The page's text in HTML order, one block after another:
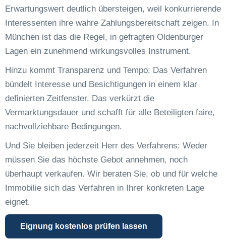
Erwartungswert deutlich übersteigen, weil konkurrierende
Interessenten ihre wahre Zahlungsbereitschaft zeigen. In
München ist das die Regel, in gefragten Oldenburger
Lagen ein zunehmend wirkungsvolles Instrument.
Hinzu kommt Transparenz und Tempo: Das Verfahren
bündelt Interesse und Besichtigungen in einem klar
definierten Zeitfenster. Das verkürzt die
Vermarktungsdauer und schafft für alle Beteiligten faire,
nachvollziehbare Bedingungen.
Und Sie bleiben jederzeit Herr des Verfahrens: Weder
müssen Sie das höchste Gebot annehmen, noch
überhaupt verkaufen. Wir beraten Sie, ob und für welche
Immobilie sich das Verfahren in Ihrer konkreten Lage
eignet.
Eignung kostenlos prüfen lassen